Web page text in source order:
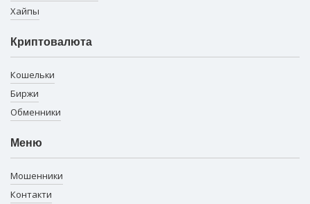
Хайпы
Криптовалюта
Кошельки
Биржи
Обменники
Меню
Мошенники
Контакти